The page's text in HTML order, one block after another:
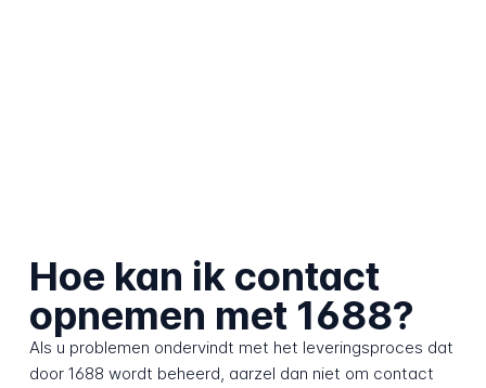
Hoe kan ik contact
opnemen met 1688?
Als u problemen ondervindt met het leveringsproces dat
door 1688 wordt beheerd, aarzel dan niet om contact